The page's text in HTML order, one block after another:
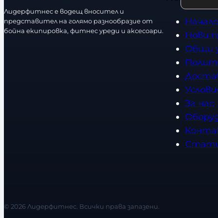
Лидерфитнес е водещ вносител и
представител на голямо разнообразие от
бойна екипировка, фитнес уреди и аксесоари.
Начало
Нови
Общи
За нас
© 2026 Лидерфитнес. Всички права запазени.